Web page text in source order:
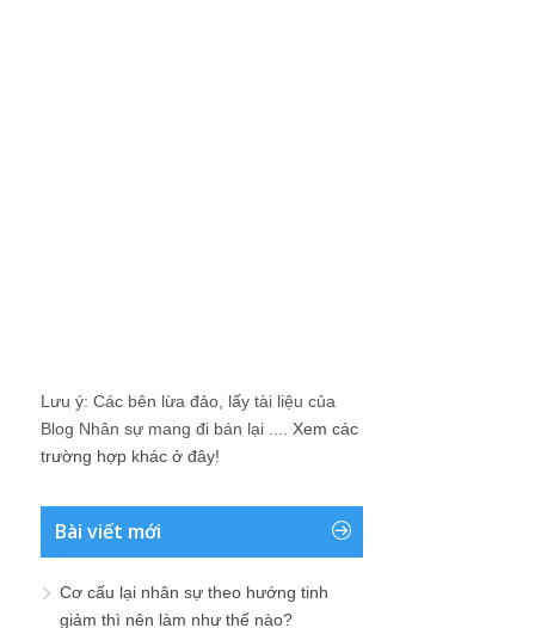
Lưu ý: Các bên lừa đảo, lấy tài liệu của
Blog Nhân sự mang đi bán lại .... Xem các
trường hợp khác ở đây!
Bài viết mới
Cơ cấu lại nhân sự theo hướng tinh
giảm thì nên làm như thế nào?